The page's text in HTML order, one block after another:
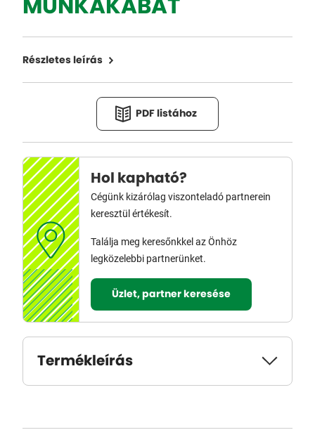
MUNKAKABÁT
Részletes leírás
PDF listához
Hol kapható?
Cégünk kizárólag viszonteladó partnerein
keresztül értékesít.
Találja meg keresőnkkel az Önhöz
legközelebbi partnerünket.
Üzlet, partner keresése
Termékleírás